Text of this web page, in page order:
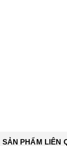
SẢN PHẨM LIÊN